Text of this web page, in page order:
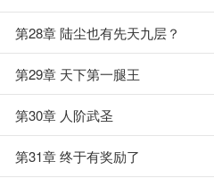
第28章 陆尘也有先天九层？
第29章 天下第一腿王
第30章 人阶武圣
第31章 终于有奖励了